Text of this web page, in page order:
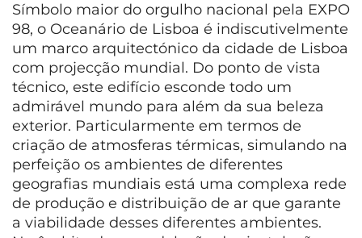
Símbolo maior do orgulho nacional pela EXPO
98, o Oceanário de Lisboa é indiscutivelmente
um marco arquitectónico da cidade de Lisboa
com projecção mundial. Do ponto de vista
técnico, este edifício esconde todo um
admirável mundo para além da sua beleza
exterior. Particularmente em termos de
criação de atmosferas térmicas, simulando na
perfeição os ambientes de diferentes
geografias mundiais está uma complexa rede
de produção e distribuição de ar que garante
a viabilidade desses diferentes ambientes.